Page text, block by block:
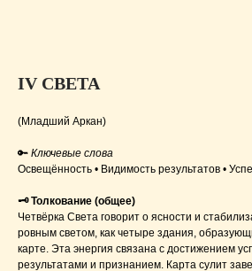
IV СВЕТА
(Младший Аркан)
🔑 Ключевые слова
Освещённость • Видимость результатов •
🗝 Толкование (общее)
Четвёрка Света говорит о ясности и
ровным светом, как четыре здания,
карте. Эта энергия связана с достижением
результатами и признанием. Карта сулит